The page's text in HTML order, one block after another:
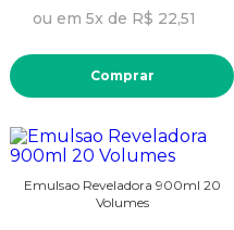
ou em 5x de R$ 22,51
Comprar
Emulsao Reveladora 900ml 20
Volumes